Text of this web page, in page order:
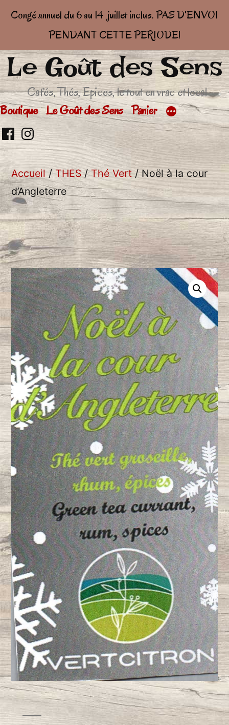
Congé annuel du 6 au 14 juillet inclus. PAS D'ENVOI
PENDANT CETTE PERIODE!
Aller
au
contenu
Le Goût des Sens
Cafés, Thés, Epices, le tout en vrac et local
Boutique Le Goût des Sens Panier
Retrouvez
moi
sur
facebook
Retrouver
moi
sur
Insta
Accueil / THES/Thé Vert/ Noël à la cour
d’Angleterre